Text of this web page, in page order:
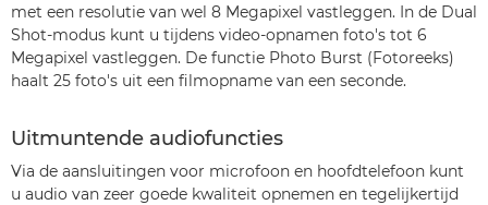
met een resolutie van wel 8 Megapixel vastleggen. In de Dual
Shot-modus kunt u tijdens video-opnamen foto's tot 6
Megapixel vastleggen. De functie Photo Burst (Fotoreeks)
haalt 25 foto's uit een filmopname van een seconde.
Uitmuntende audiofuncties
Via de aansluitingen voor microfoon en hoofdtelefoon kunt
u audio van zeer goede kwaliteit opnemen en tegelijkertijd